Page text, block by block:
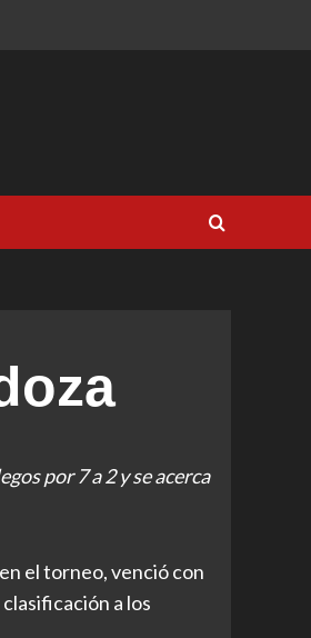
por 7 a 2 y se acerca
el torneo, venció con
a los